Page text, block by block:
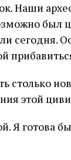
Наши
был
сегодня.
этой
Я готова